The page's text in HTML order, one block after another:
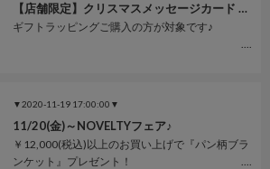
【店舗限定】クリスマスメッセージカード プレゼント★
ギフトラッピングご購入の方が対象です♪
▼2020-11-19 17:00:00▼
11/20(金)～NOVELTYフェア♪
￥12,000(税込)以上のお買い上げで『パン柄ブラ
ンケット』プレゼント！